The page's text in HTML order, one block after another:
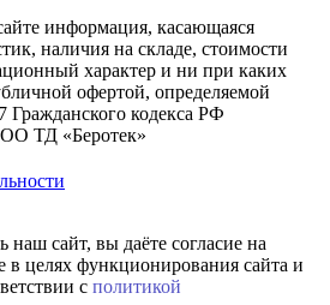
информация, касающаяся
наличия на складе, стоимости
характер и ни при каких
офертой, определяемой
Гражданского кодекса РФ
ТД «Беротек»
наш сайт, вы даёте согласие на
в целях функционирования сайта и
с политикой